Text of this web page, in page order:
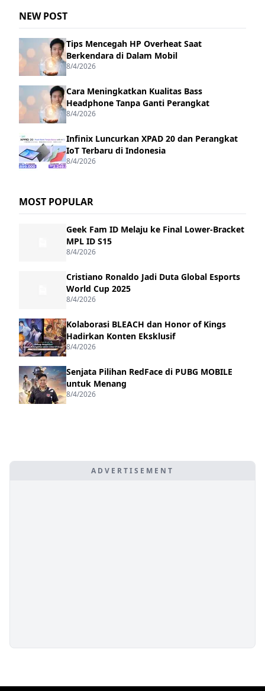
NEW POST
Tips Mencegah HP Overheat Saat
Berkendara di Dalam Mobil
8/4/2026
Cara Meningkatkan Kualitas Bass
Headphone Tanpa Ganti Perangkat
8/4/2026
Infinix Luncurkan XPAD 20 dan Perangkat
IoT Terbaru di Indonesia
8/4/2026
MOST POPULAR
Geek Fam ID Melaju ke Final Lower-Bracket
MPL ID S15
8/4/2026
Cristiano Ronaldo Jadi Duta Global Esports
World Cup 2025
8/4/2026
Kolaborasi BLEACH dan Honor of Kings
Hadirkan Konten Eksklusif
8/4/2026
Senjata Pilihan RedFace di PUBG MOBILE
untuk Menang
8/4/2026
ADVERTISEMENT